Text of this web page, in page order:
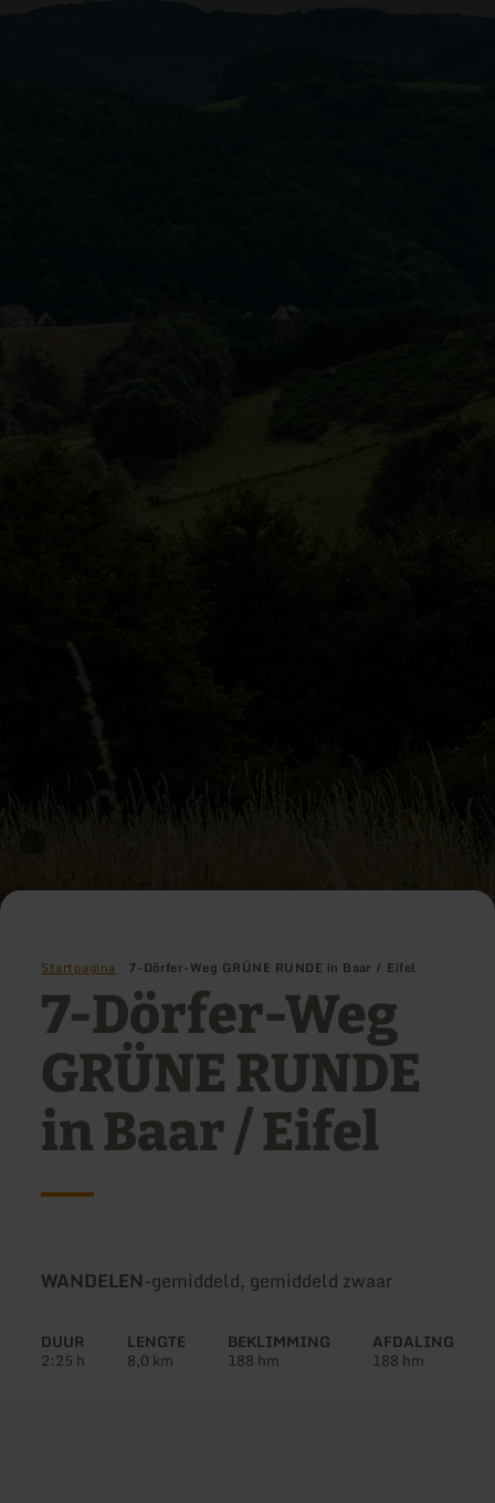
Startpagina 7-Dörfer-Weg GRÜNE RUNDE in Baar / Eifel
7-Dörfer-Weg
GRÜNE RUNDE
in Baar / Eifel
Soort
WANDELEN-Moeilijkheidsgraad:
gemiddeld, gemiddeld zwaar
DUUR
2:25 h
LENGTE
8,0 km
BEKLIMMING
188 hm
AFDALING
188 hm